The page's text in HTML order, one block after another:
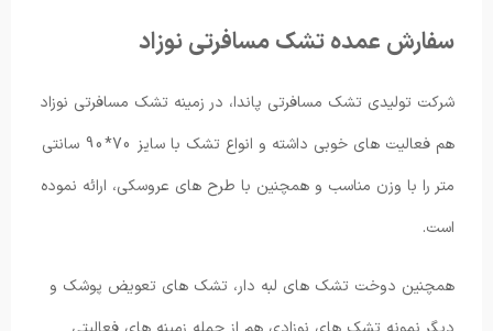
سفارش عمده تشک مسافرتی نوزاد
شرکت تولیدی تشک مسافرتی پاندا، در زمینه تشک مسافرتی نوزاد
هم فعالیت های خوبی داشته و انواع تشک با سایز 70*90 سانتی
متر را با وزن مناسب و همچنین با طرح های عروسکی، ارائه نموده
است.
همچنین دوخت تشک های لبه دار، تشک های تعویض پوشک و